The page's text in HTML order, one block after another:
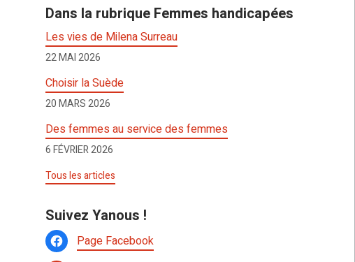
Dans la rubrique Femmes handicapées
Les vies de Milena Surreau
22 MAI 2026
Choisir la Suède
20 MARS 2026
Des femmes au service des femmes
6 FÉVRIER 2026
Tous les articles
Suivez Yanous !
Page Facebook